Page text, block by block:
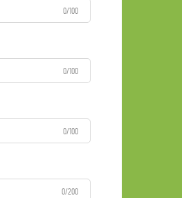
0/100
0/100
0/100
0/200